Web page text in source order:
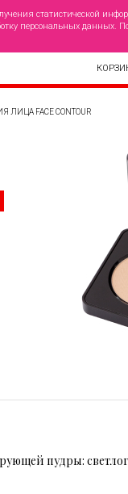
статистической
персональных данных.
FACE CONTOUR
пудры: